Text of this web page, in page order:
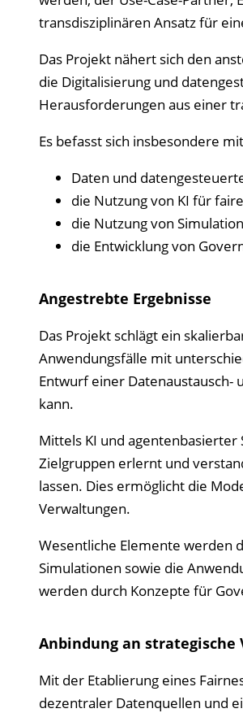
transdisziplinären Ansatz für
Das Projekt nähert sich den
die Digitalisierung und
Herausforderungen aus einer
Es befasst sich insbesondere
Daten und
die Nutzung von KI für
die Nutzung von
die Entwicklung von
Angestrebte Ergebnisse
Das Projekt schlägt ein
Anwendungsfälle mit
Entwurf einer Datenaustausch-
kann.
Mittels KI und
Zielgruppen erlernt und
lassen. Dies ermöglicht die
Verwaltungen.
Wesentliche Elemente werden
Simulationen sowie die
werden durch Konzepte für
Anbindung an strategische
Mit der Etablierung eines
dezentraler Datenquellen und